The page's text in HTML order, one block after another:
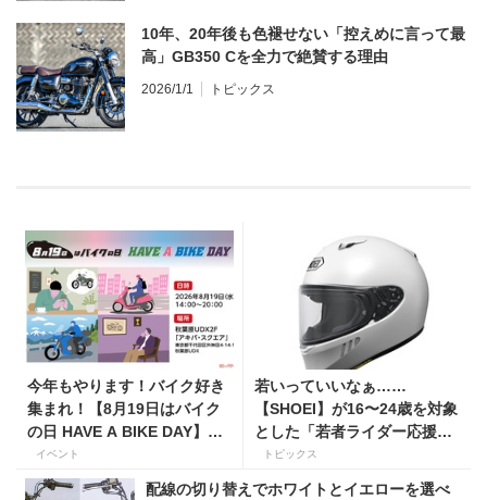
10年、20年後も色褪せない「控えめに言って最
高」GB350 Cを全力で絶賛する理由
2026/1/1 トピックス
今年もやります！バイク好き
集まれ！【8月19日はバイク
の日 HAVE A BIKE DAY】を
東京・秋葉原で開催！
イベント
若いっていいなぁ……
【SHOEI】が16〜24歳を対象
とした「若者ライダー応援キ
ャンペーン」を実施
トピックス
配線の切り替えでホワイトとイエローを選べ